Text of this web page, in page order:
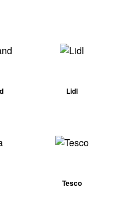
Lidl
Tesco